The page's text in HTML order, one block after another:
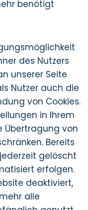
benötigt
des Nutzers
unserer Seite
Nutzer auch die
von Cookies.
in Ihrem
Übertragung von
Bereits
gelöscht
erfolgen.
deaktiviert,
alle